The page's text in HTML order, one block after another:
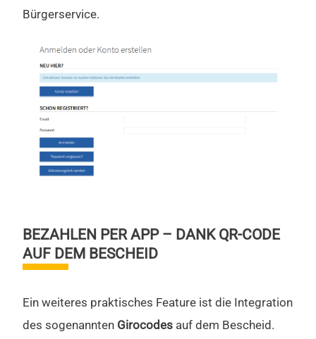
Bürgerservice.
BEZAHLEN PER APP – DANK QR-CODE
AUF DEM BESCHEID
Ein weiteres praktisches Feature ist die Integration
des sogenannten Girocodesauf dem Bescheid.